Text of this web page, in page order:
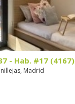
- Hab. #17 (4167)
Madrid